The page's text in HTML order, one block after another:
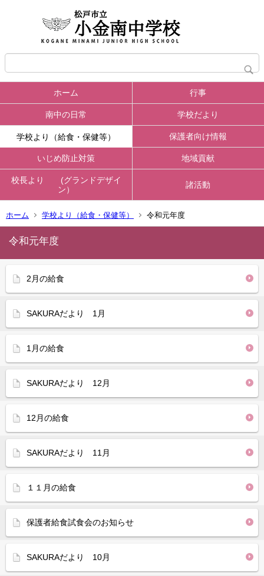
ホーム 行事
南中の日常 学校だより
学校より（給食・保健等） 保護者向け情報
いじめ防止対策 地域貢献
校長より (グランドデザイ
ン）
諸活動
ホーム 学校より（給食・保健等） 令和元年度
令和元年度
2月の給食
SAKURAだより 1月
1月の給食
SAKURAだより 12月
12月の給食
SAKURAだより 11月
１１月の給食
保護者給食試食会のお知らせ
SAKURAだより 10月